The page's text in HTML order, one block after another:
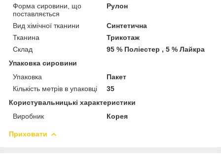
Форма сировини, що
поставляється
Рулон
Вид хімічної тканини
Синтетична
Тканина
Трикотаж
Склад
95 % Поліестер , 5 % Лайкра
Упаковка сировини
Упаковка
Пакет
Кількість метрів в упаковці
35
Користувальницькі характеристики
Виробник
Корея
Приховати